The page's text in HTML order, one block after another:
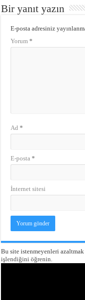
Bir yanıt yazın
E-posta adresiniz
Yorum*
Ad*
E-posta*
İnternet sitesi
Bu site istenmeyenleri
işlendiğini öğrenin.